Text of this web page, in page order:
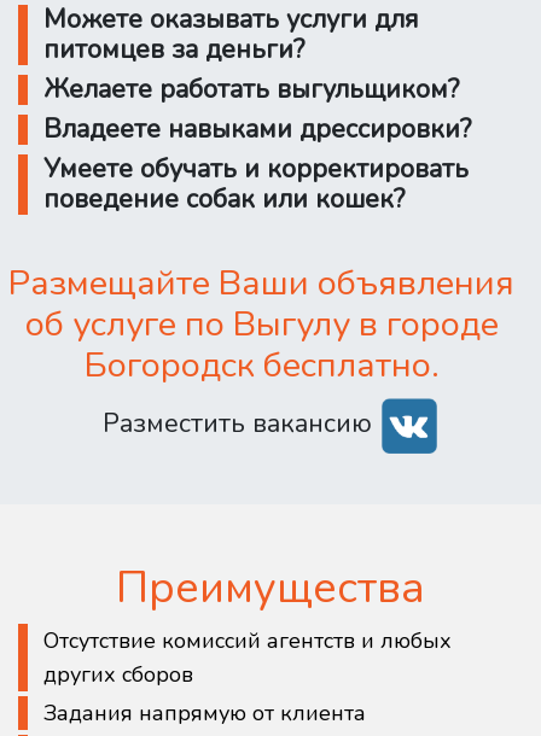
Можете оказывать услуги для
питомцев за деньги?
Желаете работать выгульщиком?
Владеете навыками дрессировки?
Умеете обучать и корректировать
поведение собак или кошек?
Размещайте Ваши объявления
об услуге по Выгулу в городе
Богородск бесплатно.
Разместить вакансию
Преимущества
Отсутствие комиссий агентств и любых
других сборов
Задания напрямую от клиента